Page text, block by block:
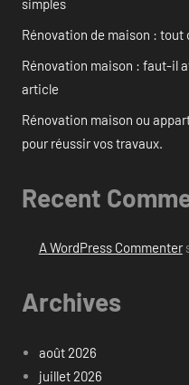
simples
Rénovation de maison : tout
Rénovation maison : faut-il
article
Rénovation maison ou
pour réussir vos travaux.
Recent
A WordPress Commenter
Archives
août 2026
juillet 2026